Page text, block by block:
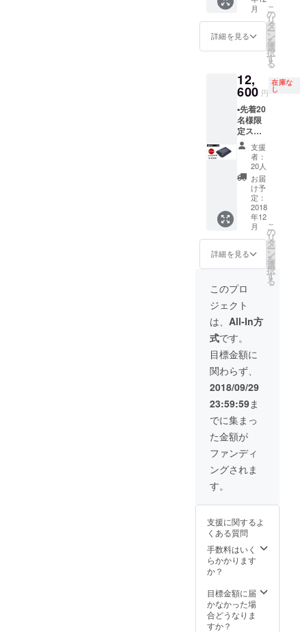
のお届
け予定 ▪️
カラー
（ブ
ラッ
ク・ネ
イ
ビー・
キャメ
ル・グ
リー
ン）
▪️【G-
Clip】
各色1個
の計4個
＝
¥47,040
（税
込・送
料込）
▪️2018年
12月中
のお届
け予定 ▪️
お店の
オー
ナー様
やバイ
ヤー様
へオス
スメ
月
詳細を見る
こ
の
リ
タ
ー
ン
を
選
択
す
る
12,
600 円
在庫な
し
▪️先着20
名様限
定スー
パー早
割 ▪️通常
販売価
格
¥16,800
25％OF
F価格
▪️【G-
Clip】
ネイ
ビー本
体1個＝
¥12,600
（税
込・送
料込）
▪️2018年
12月中
のお届
け予定
支援
者：
20人
お届
け予
定：
2018
年12
月
詳細を見る
こ
の
リ
タ
ー
ン
を
選
択
す
る
このプロ
ジェクト
は、 All-In方
式です。
目標金額に
関わらず、
2018/09/29
23:59:59ま
でに集まっ
た金額が
ファンディ
ングされま
す。
支援に関するよ
くある質問
手数料はいく
らかかります
か？
目標金額に届
かなかった場
合どうなりま
すか？